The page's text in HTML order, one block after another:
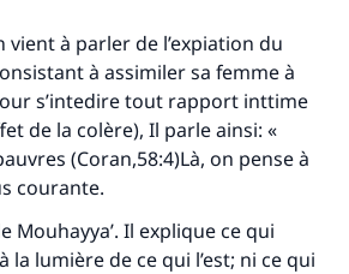
vient à parler de l’expiation du
à assimiler sa femme à
s’intedire tout rapport inttime
de la colère), Il parle ainsi: «
(Coran,58:4)Là, on pense à
courante.
Mouhayya’. Il explique ce qui
la lumière de ce qui l’est; ni ce qui